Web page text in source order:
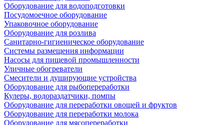
Оборудование для водоподготовки
Посудомоечное оборудование
Упаковочное оборудование
Оборудование для розлива
Санитарно-гигиеническое оборудование
Системы размещения информации
Насосы для пищевой промышленности
Уличные обогреватели
Смесители и душирующие устройства
Оборудование для рыбопереработки
Кулеры, водораздатчики, помпы
Оборудование для переработки овощей и фруктов
Оборудование для переработки молока
Оборудование для мясопереработки